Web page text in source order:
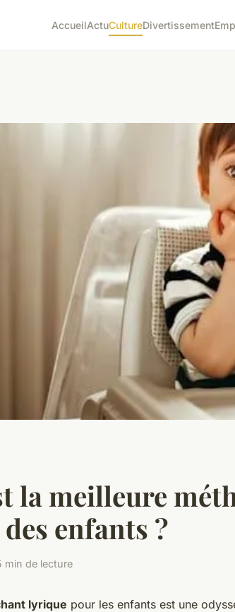
AccueilActuCultureDivertissement
la meilleure
enfants ?
min de lecture
lyrique pour les enfants est une